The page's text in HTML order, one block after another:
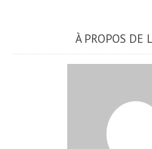
À PROPOS DE